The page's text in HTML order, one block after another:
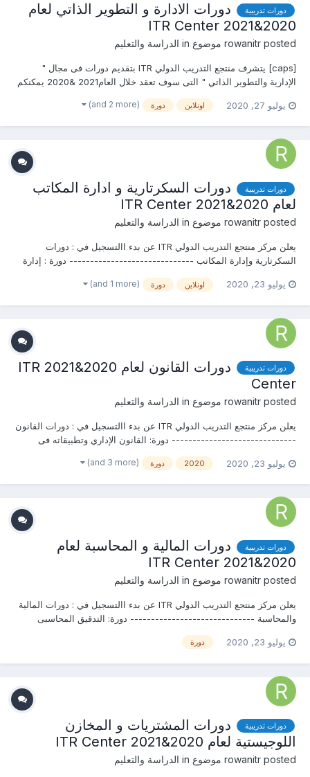
دورات تدريبية
دورات الادارة و التطوير الذاتي لعام
2020&2021 ITR Center
rowanitr posted موضوع in الدراسة والتعليم
[caps] يتشرف منتجع التدريب الدولي ITR بتقديم دورات فى مجال "
الإدارية والتطوير الذاتي " التى سوف تعقد خلال العام2021 &2020 يمكنكم
والإستفسار ومعرفة المحتوي العلمى ) يرجى الاتصال بـ الأستاذة :روان عمرو
يوليو 27, 2020 اونلاين دورة (and 2 more)
دورات تدريبية
دورات السكرتارية و ادارة المكاتب
لعام 2020&2021 ITR Center
rowanitr posted موضوع in الدراسة والتعليم
يعلن مركز منتجع التدريب الدولي ITR عن بدء االتسجيل في : دورات
السكرتارية وإدارة المكاتب ------------------------------ دورة : إدارة
يوليو 23, 2020
اونلاين دورة (and 1 more)
دورات تدريبية
دورات القانون لعام 2020&2021 ITR
Center
rowanitr posted موضوع in الدراسة والتعليم
يعلن مركز منتجع التدريب الدولي ITR عن بدء االتسجيل في : دورات القانون
------------------------------ دورة: القانون الإداري وتطبيقاته فى
يوليو 23, 2020
2020 دورة (and 3 more)
دورات تدريبية
دورات المالية و المحاسبة لعام
2020&2021 ITR Center
rowanitr posted موضوع in الدراسة والتعليم
يعلن مركز منتجع التدريب الدولي ITR عن بدء االتسجيل في : دورات المالية
والمحاسبة ------------------------------ دورة: التدقيق المحاسبى
يوليو 23, 2020
دورة
دورات تدريبية
دورات المشتريات و المخازن
اللوجيستية لعام 2020&2021 ITR Center
rowanitr posted موضوع in الدراسة والتعليم